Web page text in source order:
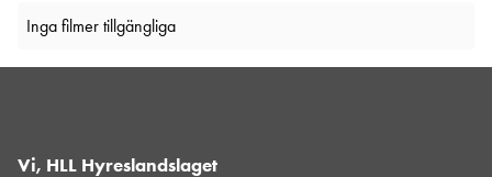
Inga filmer tillgängliga
Vi, HLL Hyreslandslaget